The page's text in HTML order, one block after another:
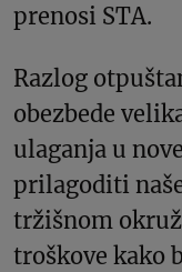
prenosi STA.
Razlog
obezbede
ulaganja u
prilagoditi
tržišnom
troškove kako